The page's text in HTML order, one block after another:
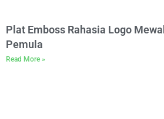
Plat Emboss Rahasia Logo
Pemula
Read More »